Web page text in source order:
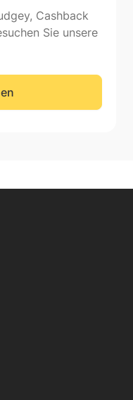
Cashback
Sie unsere